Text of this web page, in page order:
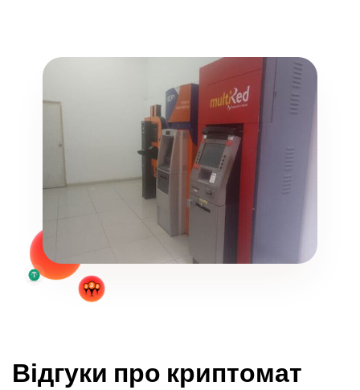
Відгуки про криптомат